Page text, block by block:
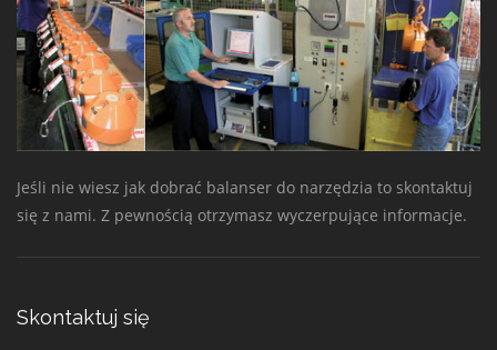
Jeśli nie wiesz jak dobrać balanser do narzędzia to skontaktuj
się z nami. Z pewnością otrzymasz wyczerpujące informacje.
Skontaktuj się